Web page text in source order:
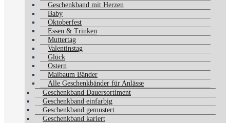
Geschenkband mit Herzen
Baby
Oktoberfest
Essen & Trinken
Muttertag
Valentinstag
Glück
Ostern
Maibaum Bänder
Alle Geschenkbänder für Anlässe
Geschenkband Dauersortiment
Geschenkband einfarbig
Geschenkband gemustert
Geschenkband kariert